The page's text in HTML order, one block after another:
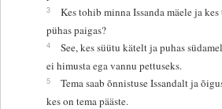
3
Kes tohib minna Issanda mäele ja
pühas paigas?
4
See, kes süütu kätelt ja puhas
ei himusta ega vannu pettuseks.
5
Tema saab õnnistuse Issandalt ja
kes on tema pääste.